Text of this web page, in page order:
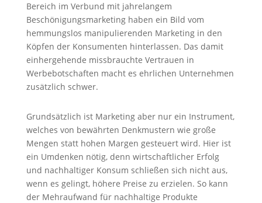
Bereich im Verbund mit jahrelangem
Beschönigungsmarketing haben ein Bild vom
hemmungslos manipulierenden Marketing in den
Köpfen der Konsumenten hinterlassen. Das damit
einhergehende missbrauchte Vertrauen in
Werbebotschaften macht es ehrlichen Unternehmen
zusätzlich schwer.
Grundsätzlich ist Marketing aber nur ein Instrument,
welches von bewährten Denkmustern wie große
Mengen statt hohen Margen gesteuert wird. Hier ist
ein Umdenken nötig, denn wirtschaftlicher Erfolg
und nachhaltiger Konsum schließen sich nicht aus,
wenn es gelingt, höhere Preise zu erzielen. So kann
der Mehraufwand für nachhaltige Produkte